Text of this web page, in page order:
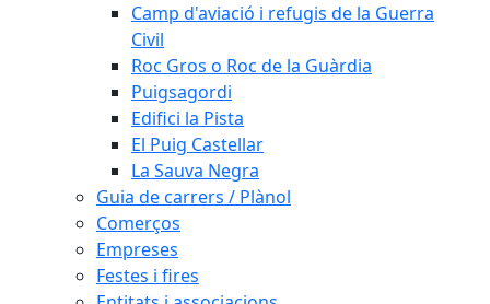
Camp d'aviació i refugis de la Guerra
Civil
Roc Gros o Roc de la Guàrdia
Puigsagordi
Edifici la Pista
El Puig Castellar
La Sauva Negra
Guia de carrers / Plànol
Comerços
Empreses
Festes i fires